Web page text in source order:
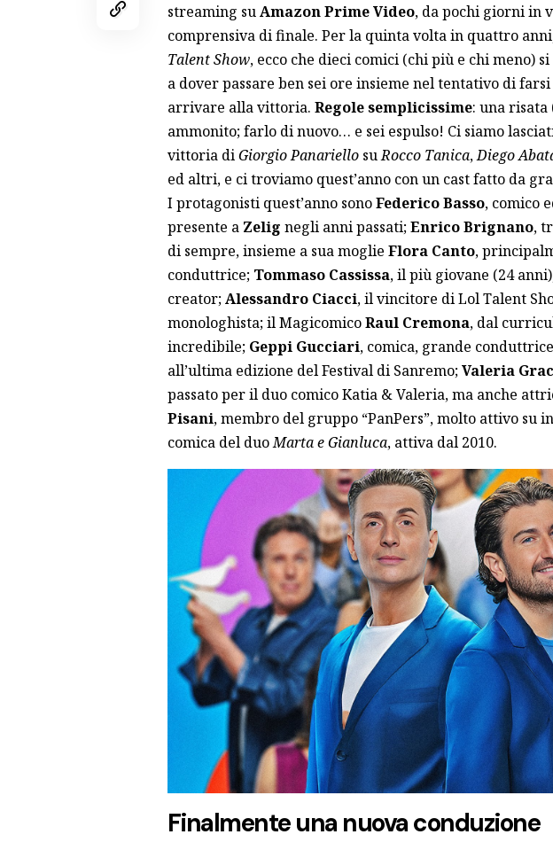
streaming suAmazon Prime Video, da pochi giorni in
comprensiva di finale. Per la quinta volta in quattro
Talent Show, ecco che dieci comici (chi più e chi meno)
a dover passare ben sei ore insieme nel tentativo di
arrivare alla vittoria. Regole semplicissime: una risata
ammonito; farlo di nuovo… e sei espulso! Ci siamo
vittoria diGiorgio PanariellosuRocco Tanica,Diego
ed altri, e ci troviamo quest’anno con un cast fatto da
I protagonisti quest’anno sonoFederico Basso, comico
presente a Zelig negli anni passati;Enrico Brignano,
di sempre, insieme a sua moglie Flora Canto,
conduttrice; Tommaso Cassissa, il più giovane (24
creator;Alessandro Ciacci, il vincitore di Lol Talent
monologhista; il MagicomicoRaul Cremona, dal
incredibile; Geppi Gucciari, comica, grande
all’ultima edizione del Festival di Sanremo;Valeria
passato per il duo comico Katia & Valeria, ma anche
Pisani, membro del gruppo “PanPers”, molto attivo su
comica del duoMarta e Gianluca, attiva dal 2010.
Finalmente una nuova conduzione